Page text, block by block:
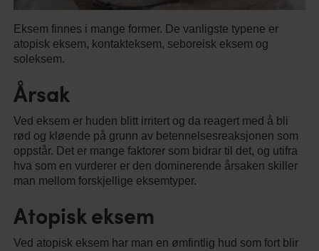
Eksem finnes i mange former. De vanligste typene er
atopisk eksem, kontakteksem, seboreisk eksem og
soleksem.
Årsak
Ved eksem er huden blitt irritert og da reagert med å bli
rød og kløende på grunn av betennelsesreaksjonen som
oppstår. Det er mange faktorer som bidrar til det, og utifra
hva som en vurderer er den dominerende årsaken skiller
man mellom forskjellige eksemtyper.
Atopisk eksem
Ved atopisk eksem har man en ømfintlig hud som fort blir